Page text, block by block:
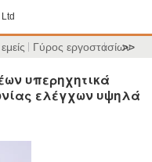
Γύρος εργοστασίων
>>
υπερηχητικά
ελέγχων υψηλά